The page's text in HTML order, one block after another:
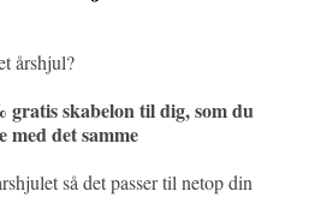
årshjul?
gratis skabelon til dig, som du
med det samme
så det passer til netop din